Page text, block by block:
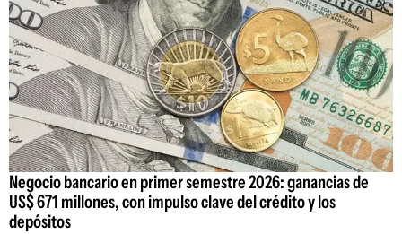
Negocio bancario en primer semestre 2026: ganancias de
US$ 671 millones, con impulso clave del crédito y los
depósitos